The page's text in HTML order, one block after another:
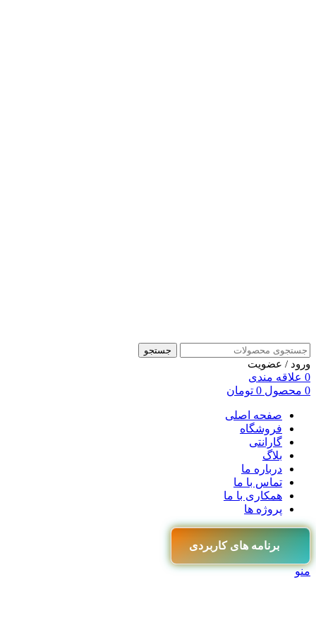
جستجو
ورود / عضویت
0 علاقه مندی
0 محصول 0 تومان
صفحه اصلی
فروشگاه
گارانتی
بلاگ
درباره ما
تماس با ما
همکاری با ما
پروژه ها
برنامه های کاربردی
منو